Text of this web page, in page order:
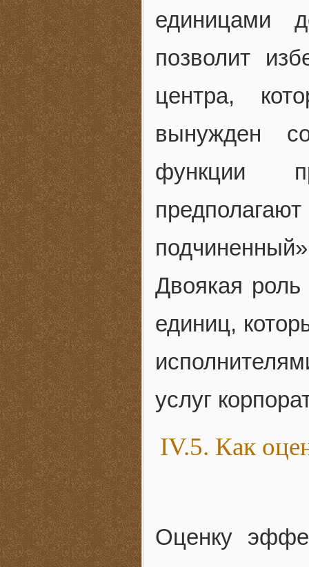
единицами
позволит
центра,
вынужден
функции
Двоякая роль
единиц,
услуг
IV.5. Как
Оценку